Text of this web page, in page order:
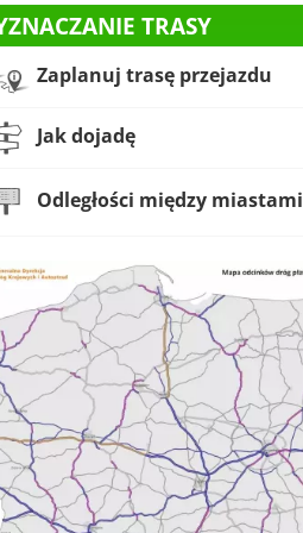
TRASY
Zaplanuj trasę przejazdu
Jak dojadę
Odległości między miastami